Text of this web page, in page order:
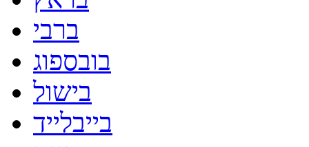
ברבי
בובספוג
בישול
בייבלייד